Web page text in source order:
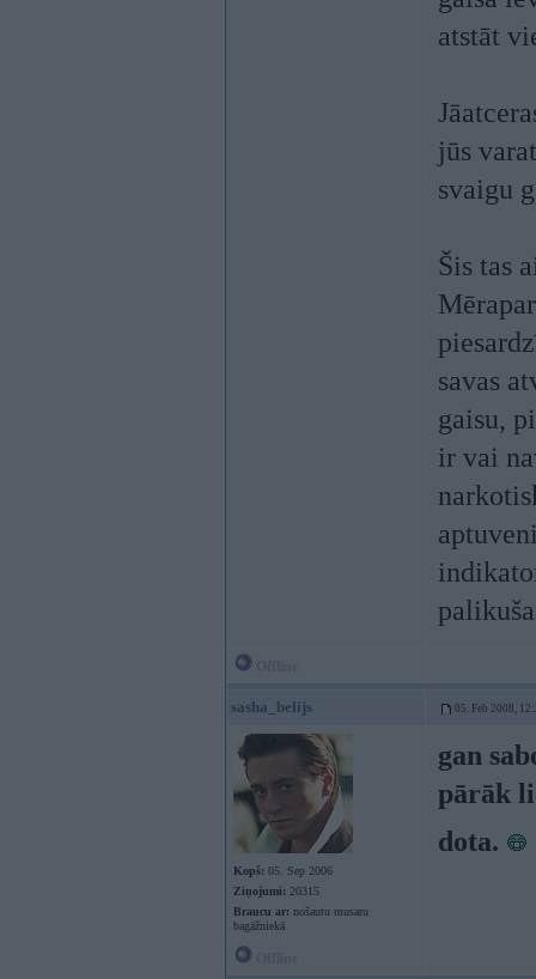
atstāt
jūs
svaigu
Šis tas
savas
gaisu,
ir vai
sasha_belijs 05. Feb 2008,
Kopš: 05. Sep 2006
Ziņojumi: 20315
Braucu ar: nošautu musaru
bagāžniekā
gan
pārāk
dota.